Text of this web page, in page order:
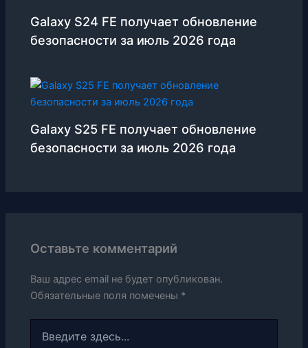
Galaxy S24 FE получает обновление
безопасности за июль 2026 года
Galaxy S25 FE получает обновление
безопасности за июль 2026 года
Оставьте комментарий
Ваш адрес email не будет опубликован.
Обязательные поля помечены *
здесь...